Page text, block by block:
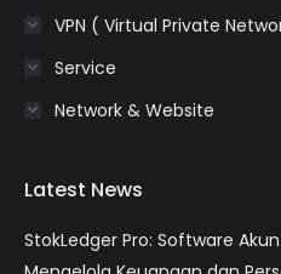
VPN ( Virtual Private
Service
Network & Website
Latest News
StokLedger Pro: Software